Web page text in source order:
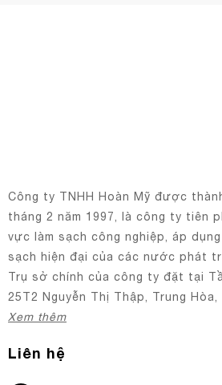
Công ty TNHH Hoàn Mỹ được
tháng 2 năm 1997, là công ty tiên
vực làm sạch công nghiệp, áp
sạch hiện đại của các nước phát
Trụ sở chính của công ty đặt tại
25T2 Nguyễn Thị Thập, Trung Hòa,
Xem thêm
Liên hệ